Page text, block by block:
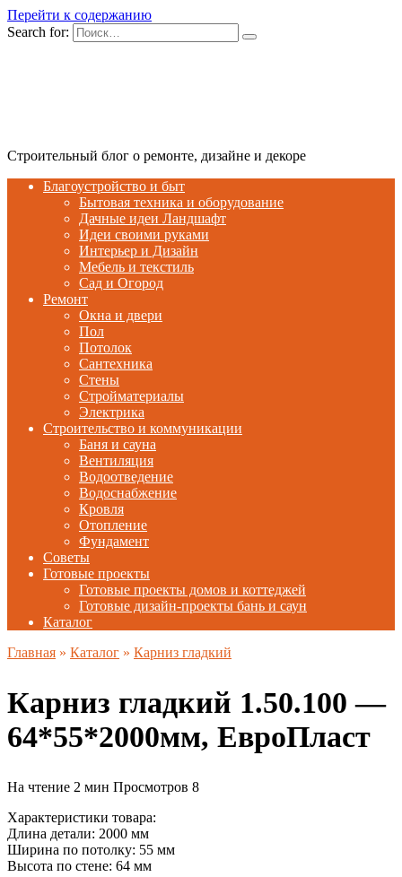
Перейти к содержанию
Search for:
Строительный блог о ремонте, дизайне и декоре
Благоустройство и быт
Бытовая техника и оборудование
Дачные идеи Ландшафт
Идеи своими руками
Интерьер и Дизайн
Мебель и текстиль
Сад и Огород
Ремонт
Окна и двери
Пол
Потолок
Сантехника
Стены
Стройматериалы
Электрика
Строительство и коммуникации
Баня и сауна
Вентиляция
Водоотведение
Водоснабжение
Кровля
Отопление
Фундамент
Советы
Готовые проекты
Готовые проекты домов и коттеджей
Готовые дизайн-проекты бань и саун
Каталог
Главная » Каталог » Карниз гладкий
Карниз гладкий 1.50.100 —
64*55*2000мм, ЕвроПласт
На чтение 2 мин Просмотров 8
Характеристики товара:
Длина детали: 2000 мм
Ширина по потолку: 55 мм
Высота по стене: 64 мм